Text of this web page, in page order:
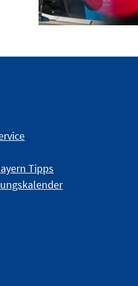
Tipps